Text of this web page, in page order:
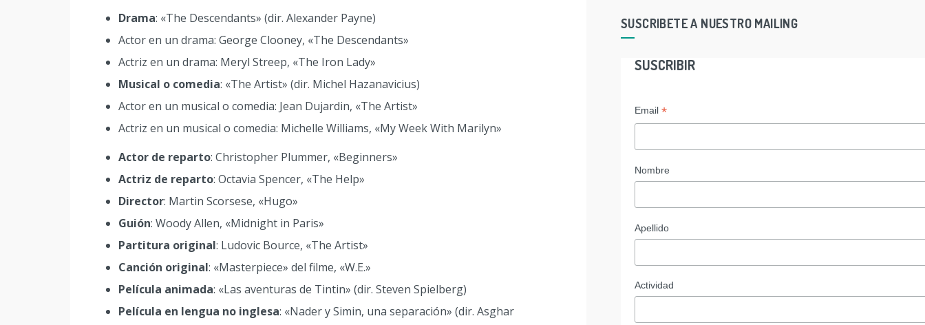
Drama: «The Descendants» (dir. Alexander Payne)
Actor en un drama: George Clooney, «The Descendants»
Actriz en un drama: Meryl Streep, «The Iron Lady»
Musical o comedia: «The Artist» (dir. Michel Hazanavicius)
Actor en un musical o comedia: Jean Dujardin, «The Artist»
Actriz en un musical o comedia: Michelle Williams, «My Week With Marilyn»
Actor de reparto: Christopher Plummer, «Beginners»
Actriz de reparto: Octavia Spencer, «The Help»
Director: Martin Scorsese, «Hugo»
Guión: Woody Allen, «Midnight in Paris»
Partitura original: Ludovic Bource, «The Artist»
Canción original: «Masterpiece» del filme, «W.E.»
Película animada: «Las aventuras de Tintin» (dir. Steven Spielberg)
Película en lengua no inglesa: «Nader y Simin, una separación» (dir. Asghar
SUSCRIBETE A NUESTRO MAILING
SUSCRIBIR
Email *
Nombre
Apellido
Actividad